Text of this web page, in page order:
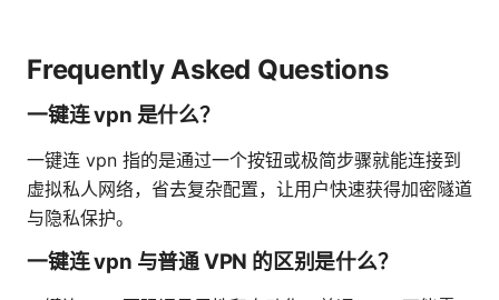
Frequently Asked Questions
一键连 vpn 是什么？
一键连 vpn 指的是通过一个按钮或极简步骤就能连接到
虚拟私人网络，省去复杂配置，让用户快速获得加密隧道
与隐私保护。
一键连 vpn 与普通 VPN 的区别是什么？